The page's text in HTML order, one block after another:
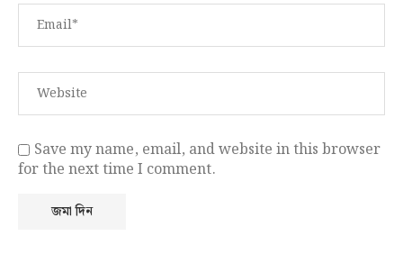
Save my name, email, and website in this browser
for the next time I comment.